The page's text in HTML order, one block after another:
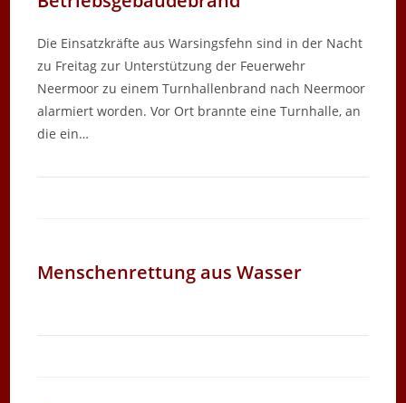
Die Einsatzkräfte aus Warsingsfehn sind in der Nacht
zu Freitag zur Unterstützung der Feuerwehr
Neermoor zu einem Turnhallenbrand nach Neermoor
alarmiert worden. Vor Ort brannte eine Turnhalle, an
die ein…
Menschenrettung aus Wasser